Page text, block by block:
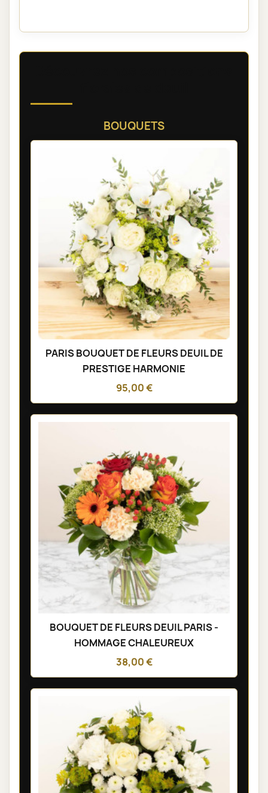
BOUQUETS
PARIS BOUQUET DE FLEURS DEUIL DE
PRESTIGE HARMONIE
95,00 €
BOUQUET DE FLEURS DEUIL PARIS -
HOMMAGE CHALEUREUX
38,00 €